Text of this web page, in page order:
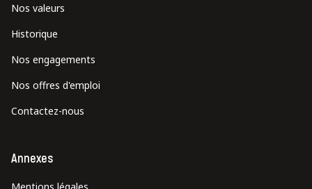
Nos valeurs
Historique
Nos engagements
Nos offres d'emploi
Contactez-nous
Annexes